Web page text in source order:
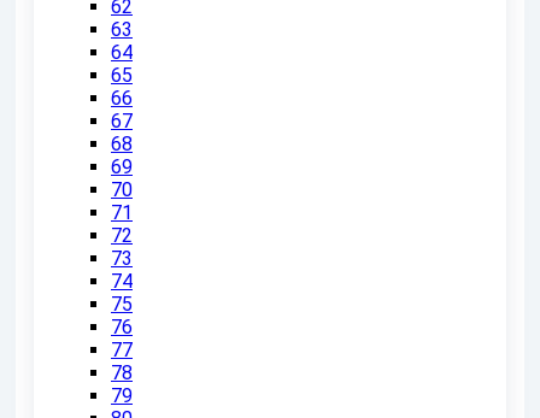
62
63
64
65
66
67
68
69
70
71
72
73
74
75
76
77
78
79